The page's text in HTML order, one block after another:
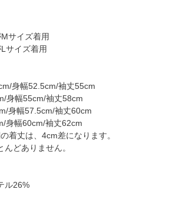
サイズ着用
サイズ着用
身幅52.5cm/袖丈55cm
身幅55cm/袖丈58cm
身幅57.5cm/袖丈60cm
身幅60cm/袖丈62cm
着丈は、4cm差になります。
どありません。
ル26%